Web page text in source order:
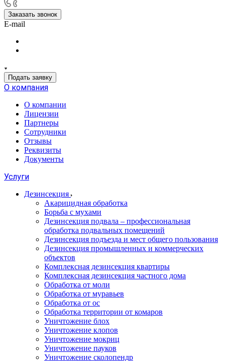
Заказать звонок
E-mail
Подать заявку
О компания
О компании
Лицензии
Партнеры
Сотрудники
Отзывы
Реквизиты
Документы
Услуги
Дезинсекция
Акарицидная обработка
Борьба с мухами
Дезинсекция подвала – профессиональная
обработка подвальных помещений
Дезинсекция подъезда и мест общего пользования
Дезинсекция промышленных и коммерческих
объектов
Комплексная дезинсекция квартиры
Комплексная дезинсекция частного дома
Обработка от моли
Обработка от муравьев
Обработка от ос
Обработка территории от комаров
Уничтожение блох
Уничтожение клопов
Уничтожение мокриц
Уничтожение пауков
Уничтожение сколопендр